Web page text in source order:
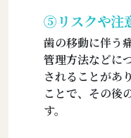
⑤リスクや注
歯の移動に伴う
管理方法などに
されることがあ
ことで、その後
す。